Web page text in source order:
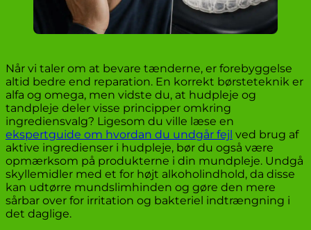
Når vi taler om at bevare tænderne, er forebyggelse
altid bedre end reparation. En korrekt børsteteknik er
alfa og omega, men vidste du, at hudpleje og
tandpleje deler visse principper omkring
ingrediensvalg? Ligesom du ville læse en
ekspertguide om hvordan du undgår fejl ved brug af
aktive ingredienser i hudpleje, bør du også være
opmærksom på produkterne i din mundpleje. Undgå
skyllemidler med et for højt alkoholindhold, da disse
kan udtørre mundslimhinden og gøre den mere
sårbar over for irritation og bakteriel indtrængning i
det daglige.